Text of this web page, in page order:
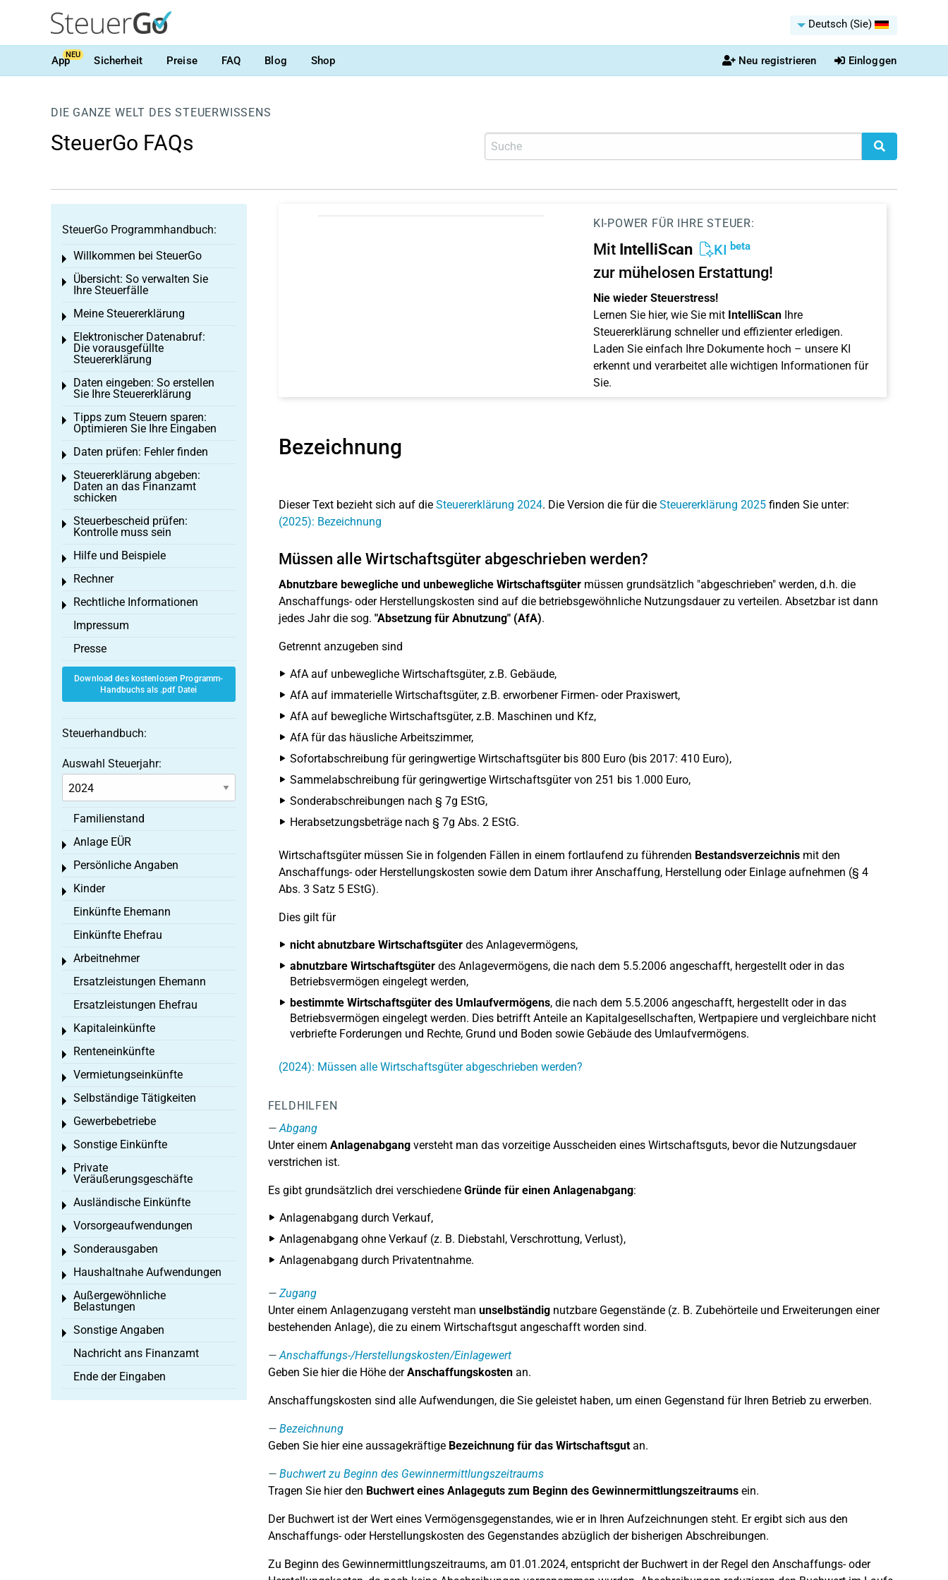
Deutsch (Sie)
AppNEU Sicherheit Preise FAQ Blog Shop Neu registrieren Einloggen
DIE GANZE WELT DES STEUERWISSENS
SteuerGo FAQs
KI-POWER FÜR IHRE STEUER:
Mit IntelliScan KI beta
zur mühelosen Erstattung!
Nie wieder Steuerstress!
Lernen Sie hier, wie Sie mit IntelliScanIhre
Steuererklärung schneller und effizienter erledigen.
Laden Sie einfach Ihre Dokumente hoch – unsere KI
erkennt und verarbeitet alle wichtigen Informationen für
Sie.
Bezeichnung
Dieser Text bezieht sich auf die Steuererklärung 2024. Die Version die für die Steuererklärung 2025finden Sie unter:
(2025): Bezeichnung
Müssen alle Wirtschaftsgüter abgeschrieben werden?
Abnutzbare bewegliche und unbewegliche Wirtschaftsgütermüssen grundsätzlich "abgeschrieben" werden, d.h. die
Anschaffungs- oder Herstellungskosten sind auf die betriebsgewöhnliche Nutzungsdauer zu verteilen. Absetzbar ist dann
jedes Jahr die sog. "Absetzung für Abnutzung" (AfA).
Getrennt anzugeben sind
AfA auf unbewegliche Wirtschaftsgüter, z.B. Gebäude,
AfA auf immaterielle Wirtschaftsgüter, z.B. erworbener Firmen- oder Praxiswert,
AfA auf bewegliche Wirtschaftsgüter, z.B. Maschinen und Kfz,
AfA für das häusliche Arbeitszimmer,
Sofortabschreibung für geringwertige Wirtschaftsgüter bis 800 Euro (bis 2017: 410 Euro),
Sammelabschreibung für geringwertige Wirtschaftsgüter von 251 bis 1.000 Euro,
Sonderabschreibungen nach § 7g EStG,
Herabsetzungsbeträge nach § 7g Abs. 2 EStG.
Wirtschaftsgüter müssen Sie in folgenden Fällen in einem fortlaufend zu führenden Bestandsverzeichnismit den
Anschaffungs- oder Herstellungskosten sowie dem Datum ihrer Anschaffung, Herstellung oder Einlage aufnehmen (§ 4
Abs. 3 Satz 5 EStG).
Dies gilt für
nicht abnutzbare Wirtschaftsgüterdes Anlagevermögens,
abnutzbare Wirtschaftsgüterdes Anlagevermögens, die nach dem 5.5.2006 angeschafft, hergestellt oder in das
Betriebsvermögen eingelegt werden,
bestimmte Wirtschaftsgüter des Umlaufvermögens, die nach dem 5.5.2006 angeschafft, hergestellt oder in das
Betriebsvermögen eingelegt werden. Dies betrifft Anteile an Kapitalgesellschaften, Wertpapiere und vergleichbare nicht
verbriefte Forderungen und Rechte, Grund und Boden sowie Gebäude des Umlaufvermögens.
(2024): Müssen alle Wirtschaftsgüter abgeschrieben werden?
FELDHILFEN
Abgang
Unter einem Anlagenabgangversteht man das vorzeitige Ausscheiden eines Wirtschaftsguts, bevor die Nutzungsdauer
verstrichen ist.
Es gibt grundsätzlich drei verschiedene Gründe für einen Anlagenabgang:
Anlagenabgang durch Verkauf,
Anlagenabgang ohne Verkauf (z. B. Diebstahl, Verschrottung, Verlust),
Anlagenabgang durch Privatentnahme.
Zugang
Unter einem Anlagenzugang versteht man unselbständignutzbare Gegenstände (z. B. Zubehörteile und Erweiterungen einer
bestehenden Anlage), die zu einem Wirtschaftsgut angeschafft worden sind.
Anschaffungs-/Herstellungskosten/Einlagewert
Geben Sie hier die Höhe derAnschaffungskostenan.
Anschaffungskosten sind alle Aufwendungen, die Sie geleistet haben, um einen Gegenstand für Ihren Betrieb zu erwerben.
Bezeichnung
Geben Sie hier eine aussagekräftige Bezeichnung für das Wirtschaftsgutan.
Buchwert zu Beginn des Gewinnermittlungszeitraums
Tragen Sie hier den Buchwert eines Anlageguts zum Beginn des Gewinnermittlungszeitraumsein.
Der Buchwert ist der Wert eines Vermögensgegenstandes, wie er in Ihren Aufzeichnungen steht. Er ergibt sich aus den
Anschaffungs- oder Herstellungskosten des Gegenstandes abzüglich der bisherigen Abschreibungen.
Zu Beginn des Gewinnermittlungszeitraums, am 01.01.2024, entspricht der Buchwert in der Regel den Anschaffungs- oder
SteuerGo Programmhandbuch:
Willkommen bei SteuerGo
Toggle menu
Übersicht: So verwalten Sie
Ihre Steuerfälle
Toggle menu
Meine Steuererklärung
Toggle menu
Elektronischer Datenabruf:
Die vorausgefüllte
Steuererklärung
Toggle menu
Daten eingeben: So erstellen
Sie Ihre Steuererklärung
Toggle menu
Tipps zum Steuern sparen:
Optimieren Sie Ihre Eingaben
Toggle menu
Daten prüfen: Fehler finden
Toggle menu
Steuererklärung abgeben:
Daten an das Finanzamt
schicken
Toggle menu
Steuerbescheid prüfen:
Kontrolle muss sein
Toggle menu
Hilfe und Beispiele
Toggle menu
Rechner
Toggle menu
Rechtliche Informationen
Toggle menu
Impressum
Presse
Download des kostenlosen Programm-
Handbuchs als .pdf Datei
Steuerhandbuch:
Auswahl Steuerjahr:
Familienstand
Anlage EÜR
Toggle menu
Persönliche Angaben
Toggle menu
Kinder
Toggle menu
Einkünfte Ehemann
Einkünfte Ehefrau
Arbeitnehmer
Toggle menu
Ersatzleistungen Ehemann
Ersatzleistungen Ehefrau
Kapitaleinkünfte
Toggle menu
Renteneinkünfte
Toggle menu
Vermietungseinkünfte
Toggle menu
Selbständige Tätigkeiten
Toggle menu
Gewerbebetriebe
Toggle menu
Sonstige Einkünfte
Toggle menu
Private
Veräußerungsgeschäfte
Toggle menu
Ausländische Einkünfte
Toggle menu
Vorsorgeaufwendungen
Toggle menu
Sonderausgaben
Toggle menu
Haushaltnahe Aufwendungen
Toggle menu
Außergewöhnliche
Belastungen
Toggle menu
Sonstige Angaben
Toggle menu
Nachricht ans Finanzamt
Ende der Eingaben